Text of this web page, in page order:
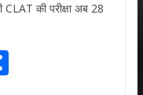
की परीक्षा अब 28
S